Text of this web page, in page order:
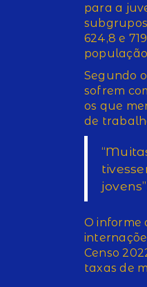
para a
624,8 e
Segundo
sofrem
os que
de
O informe
Censo
taxas de